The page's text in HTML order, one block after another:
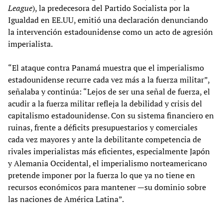
League), la predecesora del Partido Socialista por la
Igualdad en EE.UU, emitió una declaración denunciando
la intervención estadounidense como un acto de agresión
imperialista.
“El ataque contra Panamá muestra que el imperialismo
estadounidense recurre cada vez más a la fuerza militar”,
señalaba y continúa: “Lejos de ser una señal de fuerza, el
acudir a la fuerza militar refleja la debilidad y crisis del
capitalismo estadounidense. Con su sistema financiero en
ruinas, frente a déficits presupuestarios y comerciales
cada vez mayores y ante la debilitante competencia de
rivales imperialistas más eficientes, especialmente Japón
y Alemania Occidental, el imperialismo norteamericano
pretende imponer por la fuerza lo que ya no tiene en
recursos económicos para mantener —su dominio sobre
las naciones de América Latina”.